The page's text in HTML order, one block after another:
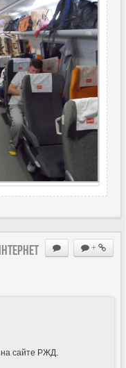
+
на сайте РЖД.